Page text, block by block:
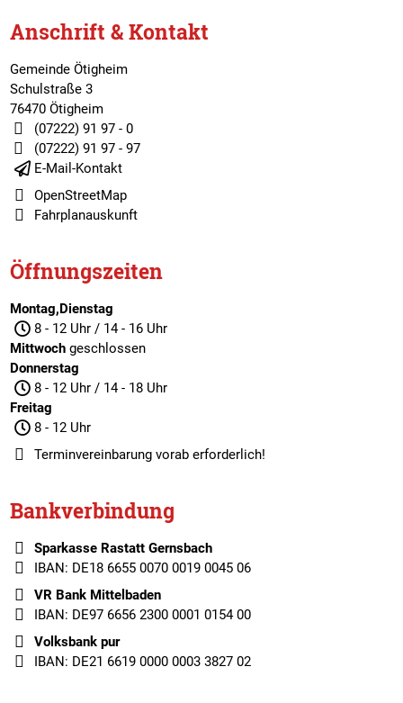
Anschrift & Kontakt
Gemeinde Ötigheim
Schulstraße 3
76470 Ötigheim
(07222) 91 97 - 0
(07222) 91 97 - 97
E-Mail-Kontakt
OpenStreetMap
Fahrplanauskunft
Öffnungszeiten
Montag,Dienstag
8 - 12 Uhr / 14 - 16 Uhr
Mittwochgeschlossen
Donnerstag
8 - 12 Uhr / 14 - 18 Uhr
Freitag
8 - 12 Uhr
Terminvereinbarungvorab erforderlich!
Bankverbindung
Sparkasse Rastatt Gernsbach
IBAN: DE18 6655 0070 0019 0045 06
VR Bank Mittelbaden
IBAN: DE97 6656 2300 0001 0154 00
Volksbank pur
IBAN: DE21 6619 0000 0003 3827 02